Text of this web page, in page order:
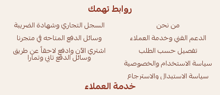
روابط تهمك
من نحن
الدعم الفني وخدمة العملاء
تفصيل حسب الطلب
سياسة الاستخدام والخصوصية
سياسة الاستبدال والاسترجاع
السجل التجاري وشهادة الضريبة
وسائل الدفع المتاحه في متجرنا
اشتري الآن وادفع لاحقاً عن طريق
وسائل الدفع تابي وتمارا
خدمة العملاء